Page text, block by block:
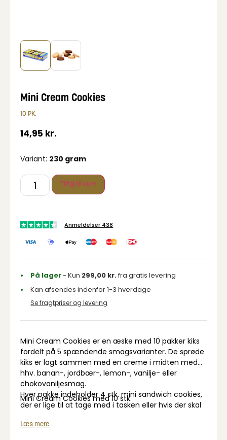
Mini Cream Cookies
10 PK.
14,95 kr.
Variant: 230 gram
Tilføj til kurv
Anmeldelser 438
På lager- Kun 299,00 kr.fra gratis levering
Kan afsendes indenfor 1-3 hverdage
Se fragtpriser og levering
Mini Cream Cookies er en æske med 10 pakker kiks
fordelt på 5 spændende smagsvarianter. De sprøde
kiks er lagt sammen med en creme i midten med
hhv. banan-, jordbær-, lemon-, vanilje- eller
chokovaniljesmag.
Hver pakke indeholder 4 stk. mini sandwich cookies,
der er lige til at tage med i tasken eller hvis der skal
Mini Cream Cookies med 10 stk.
Læs mere